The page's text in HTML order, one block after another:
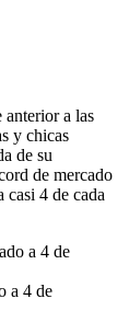
a las
y chicas
de su
de mercado
casi 4 de cada
a 4 de